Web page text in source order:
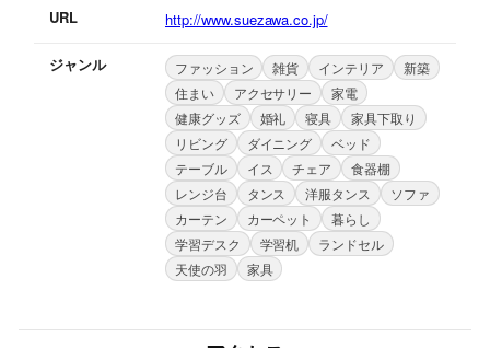
URL http://www.suezawa.co.jp/
ジャンル ファッション 雑貨 インテリア
新築
住まい
アクセサリー
家電
健康グッズ
婚礼 寝具
家具下取り
リビング
ダイニング
ベッド
テーブル
イス チェア
食器棚
レンジ台
タンス 洋服タンス
ソファ
カーテン
カーペット
暮らし
学習デスク
学習机
ランドセル
天使の羽
家具